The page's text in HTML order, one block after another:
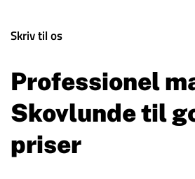
Skriv til os
Professionel
Skovlunde til
priser